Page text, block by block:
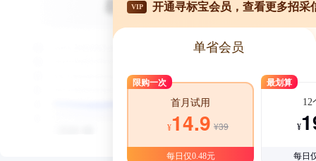
VIP 开通寻标宝会员，查看更多招采
单省会员
限购一次
首月试用
¥14.9 ¥39
每日仅0.48元
最划算
12
¥
每日